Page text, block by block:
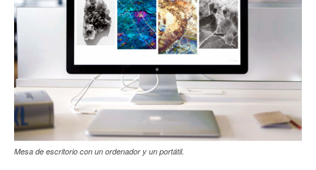
Mesa de escritorio con un ordenador y un portátil.